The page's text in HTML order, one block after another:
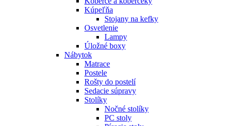
Kúpeľňa
Stojany na kefky
Osvetlenie
Lampy
Úložné boxy
Nábytok
Matrace
Postele
Rošty do postelí
Sedacie súpravy
Stolíky
Nočné stolíky
PC stoly